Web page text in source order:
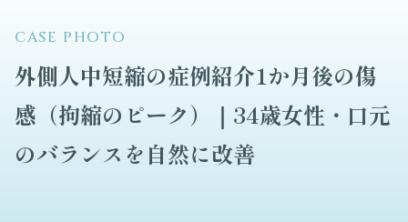
CASE PHOTO
外側人中短縮の症例紹介1か月後の傷
感（拘縮のピーク）｜34歳女性・口元
のバランスを自然に改善